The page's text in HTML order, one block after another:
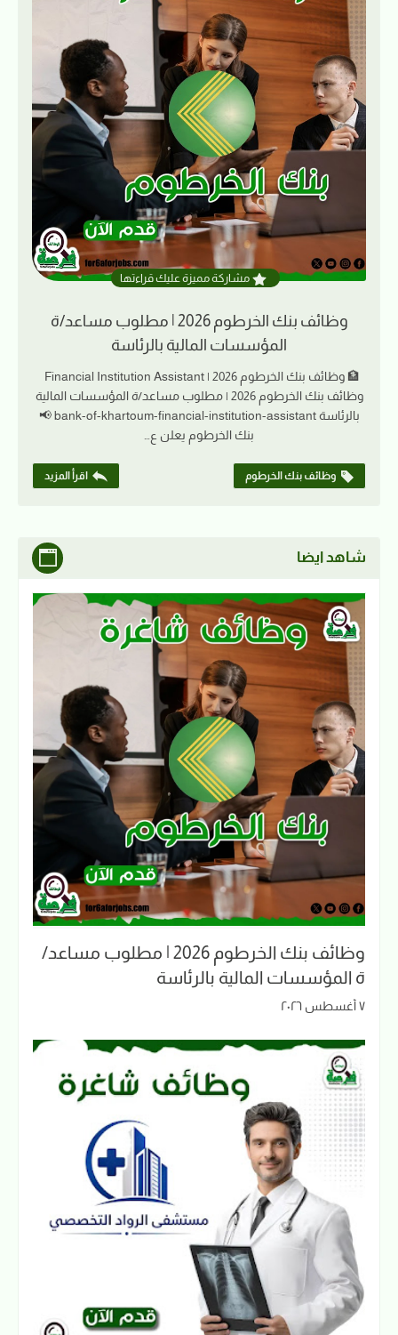
مشاركة مميزة عليك قراءتها
وظائف بنك الخرطوم 2026 | مطلوب مساعد/ة
المؤسسات المالية بالرئاسة
وظائف بنك الخرطوم 2026 | مطلوب مساعد/ة المؤسسات المالية
بالرئاسة bank-of-khartoum-financial-institution-assistant 📢
بنك الخرطوم يعلن ع…
وظائف بنك الخرطوم اقرأ المزيد
شاهد ايضا
وظائف بنك الخرطوم 2026 | مطلوب مساعد/
ة المؤسسات المالية بالرئاسة
٧ أغسطس ٢٠٢٦